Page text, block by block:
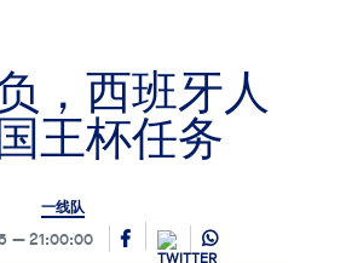
，西班牙人
王杯任务
一线队
21:00:00